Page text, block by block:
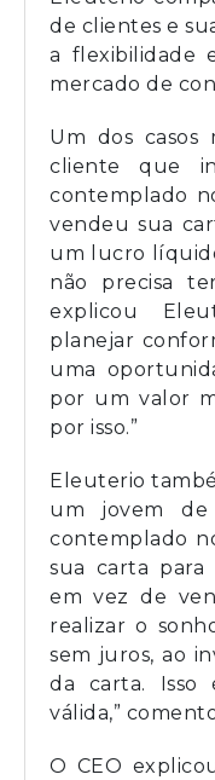
de clientes e
a flexibilidade
mercado de
Um dos casos
cliente que
contemplado
vendeu sua
um lucro
não precisa
explicou
planejar
uma
por um valor
por isso.”
Eleuterio
um jovem
contemplado
sua carta para
em vez de
realizar o
sem juros, ao
da carta. Isso
válida,”
O CEO